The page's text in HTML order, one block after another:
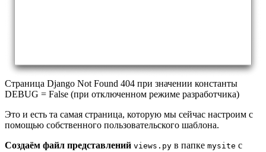
Страница Django Not Found 404 при значении константы
DEBUG = False (при отключенном режиме разработчика)
Это и есть та самая страница, которую мы сейчас настроим с
помощью собственного пользовательского шаблона.
Создаём файл представлений views.py в папке mysite с